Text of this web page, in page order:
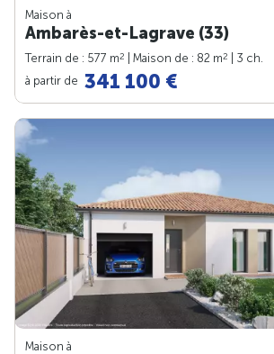
Maison à
Ambarès-et-Lagrave (33)
Terrain de : 577 m2 | Maison de : 82 m2
| 3 ch.
à partir de 341 100 €
Maison à